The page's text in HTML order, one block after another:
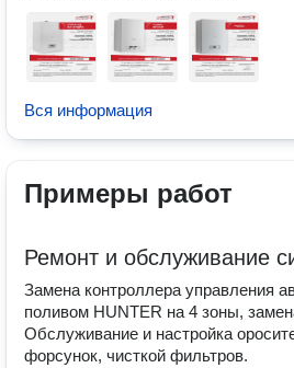
Вся информация
Примеры работ
Ремонт и обслуживание
Замена контроллера управления
поливом HUNTER на 4 зоны,
Обслуживание и настройка
форсунок, чисткой фильтров.